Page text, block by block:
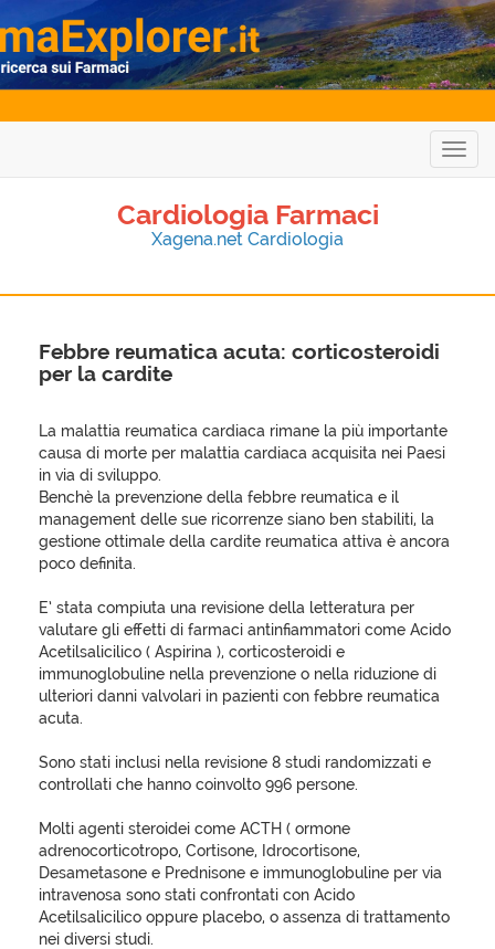
Cardiologia Farmaci
Xagena.net Cardiologia
Febbre reumatica acuta: corticosteroidi
per la cardite
La malattia reumatica cardiaca rimane la più importante
causa di morte per malattia cardiaca acquisita nei Paesi
in via di sviluppo.
Benchè la prevenzione della febbre reumatica e il
management delle sue ricorrenze siano ben stabiliti, la
gestione ottimale della cardite reumatica attiva è ancora
poco definita.
E’ stata compiuta una revisione della letteratura per
valutare gli effetti di farmaci antinfiammatori come Acido
Acetilsalicilico ( Aspirina ), corticosteroidi e
immunoglobuline nella prevenzione o nella riduzione di
ulteriori danni valvolari in pazienti con febbre reumatica
acuta.
Sono stati inclusi nella revisione 8 studi randomizzati e
controllati che hanno coinvolto 996 persone.
Molti agenti steroidei come ACTH ( ormone
adrenocorticotropo, Cortisone, Idrocortisone,
Desametasone e Prednisone e immunoglobuline per via
intravenosa sono stati confrontati con Acido
Acetilsalicilico oppure placebo, o assenza di trattamento
nei diversi studi.